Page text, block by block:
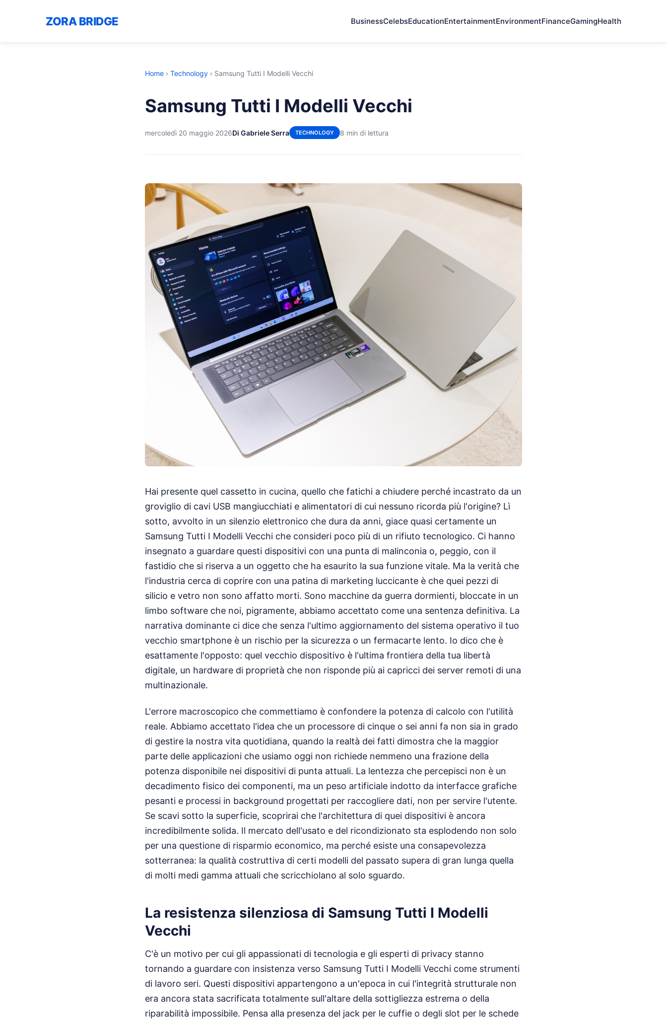
ZORA BRIDGE BusinessCelebsEducationEntertainmentEnvironmentFinanceGamingHealth
Home › Technology › Samsung Tutti I Modelli Vecchi
Samsung Tutti I Modelli Vecchi
mercoledì 20 maggio 2026Di Gabriele Serra TECHNOLOGY 8 min di lettura
Hai presente quel cassetto in cucina, quello che fatichi a chiudere perché incastrato da un
groviglio di cavi USB mangiucchiati e alimentatori di cui nessuno ricorda più l'origine? Lì
sotto, avvolto in un silenzio elettronico che dura da anni, giace quasi certamente un
Samsung Tutti I Modelli Vecchi che consideri poco più di un rifiuto tecnologico. Ci hanno
insegnato a guardare questi dispositivi con una punta di malinconia o, peggio, con il
fastidio che si riserva a un oggetto che ha esaurito la sua funzione vitale. Ma la verità che
l'industria cerca di coprire con una patina di marketing luccicante è che quei pezzi di
silicio e vetro non sono affatto morti. Sono macchine da guerra dormienti, bloccate in un
limbo software che noi, pigramente, abbiamo accettato come una sentenza definitiva. La
narrativa dominante ci dice che senza l'ultimo aggiornamento del sistema operativo il tuo
vecchio smartphone è un rischio per la sicurezza o un fermacarte lento. Io dico che è
esattamente l'opposto: quel vecchio dispositivo è l'ultima frontiera della tua libertà
digitale, un hardware di proprietà che non risponde più ai capricci dei server remoti di una
multinazionale.
L'errore macroscopico che commettiamo è confondere la potenza di calcolo con l'utilità
reale. Abbiamo accettato l'idea che un processore di cinque o sei anni fa non sia in grado
di gestire la nostra vita quotidiana, quando la realtà dei fatti dimostra che la maggior
parte delle applicazioni che usiamo oggi non richiede nemmeno una frazione della
potenza disponibile nei dispositivi di punta attuali. La lentezza che percepisci non è un
decadimento fisico dei componenti, ma un peso artificiale indotto da interfacce grafiche
pesanti e processi in background progettati per raccogliere dati, non per servire l'utente.
Se scavi sotto la superficie, scoprirai che l'architettura di quei dispositivi è ancora
incredibilmente solida. Il mercato dell'usato e del ricondizionato sta esplodendo non solo
per una questione di risparmio economico, ma perché esiste una consapevolezza
sotterranea: la qualità costruttiva di certi modelli del passato supera di gran lunga quella
di molti medi gamma attuali che scricchiolano al solo sguardo.
La resistenza silenziosa di Samsung Tutti I Modelli
Vecchi
C'è un motivo per cui gli appassionati di tecnologia e gli esperti di privacy stanno
tornando a guardare con insistenza verso Samsung Tutti I Modelli Vecchi come strumenti
di lavoro seri. Questi dispositivi appartengono a un'epoca in cui l'integrità strutturale non
era ancora stata sacrificata totalmente sull'altare della sottigliezza estrema o della
riparabilità impossibile. Pensa alla presenza del jack per le cuffie o degli slot per le schede